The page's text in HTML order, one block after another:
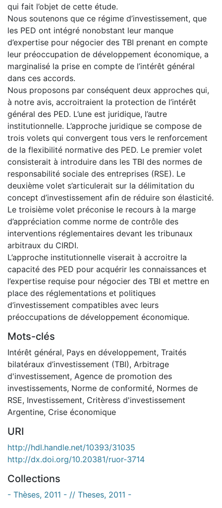
qui fait l’objet de cette étude.
Nous soutenons que ce régime d’investissement, que
les PED ont intégré nonobstant leur manque
d’expertise pour négocier des TBI prenant en compte
leur préoccupation de développement économique, a
marginalisé la prise en compte de l’intérêt général
dans ces accords.
Nous proposons par conséquent deux approches qui,
à notre avis, accroitraient la protection de l’intérêt
général des PED. L’une est juridique, l’autre
institutionnelle. L’approche juridique se compose de
trois volets qui convergent tous vers le renforcement
de la flexibilité normative des PED. Le premier volet
consisterait à introduire dans les TBI des normes de
responsabilité sociale des entreprises (RSE). Le
deuxième volet s’articulerait sur la délimitation du
concept d’investissement afin de réduire son élasticité.
Le troisième volet préconise le recours à la marge
d’appréciation comme norme de contrôle des
interventions réglementaires devant les tribunaux
arbitraux du CIRDI.
L’approche institutionnelle viserait à accroitre la
capacité des PED pour acquérir les connaissances et
l’expertise requise pour négocier des TBI et mettre en
place des réglementations et politiques
d’investissement compatibles avec leurs
préoccupations de développement économique.
Mots-clés
Intérêt général, Pays en développement, Traités
bilatéraux d’investissement (TBI), Arbitrage
d'investissement, Agence de promotion des
investissements, Norme de conformité, Normes de
RSE, Investissement, Critèress d'investissement
Argentine, Crise économique
URI
http://hdl.handle.net/10393/31035
http://dx.doi.org/10.20381/ruor-3714
Collections
- Thèses, 2011 - // Theses, 2011 -